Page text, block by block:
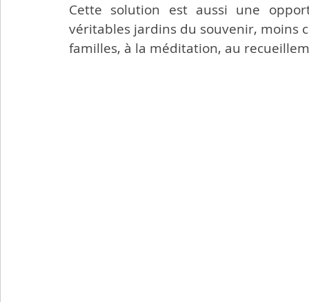
Cette solution est aussi une
véritables jardins du souvenir, moins
familles, à la méditation, au